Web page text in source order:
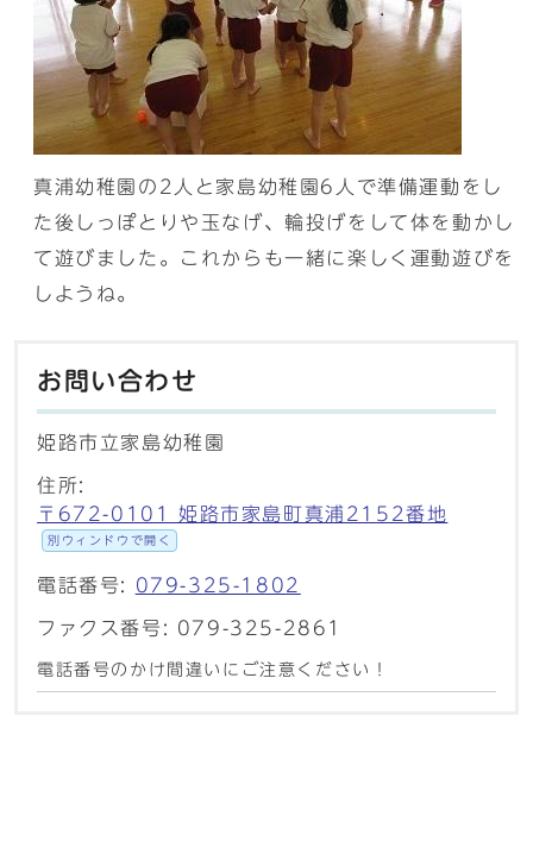
真浦幼稚園の2人と家島幼稚園6人で準備運動をし
た後しっぽとりや玉なげ、輪投げをして体を動かし
て遊びました。これからも一緒に楽しく運動遊びを
しようね。
お問い合わせ
姫路市立家島幼稚園
住所:
〒672-0101 姫路市家島町真浦2152番地
別ウィンドウで開く
電話番号: 079-325-1802
ファクス番号: 079-325-2861
電話番号のかけ間違いにご注意ください！